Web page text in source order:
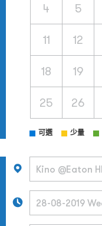
4 5
11 12
18 19
25 26
可選 少量